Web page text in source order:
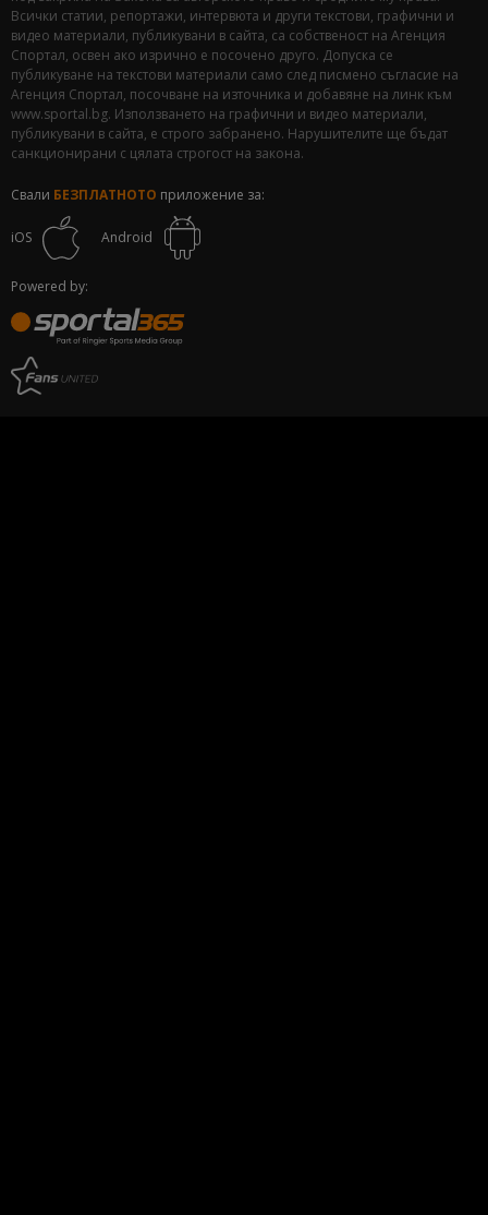
Всички статии, репортажи, интервюта и други текстови, графични и
видео материали, публикувани в сайта, са собственост на Агенция
Спортал, освен ако изрично е посочено друго. Допуска се
публикуване на текстови материали само след писмено съгласие на
Агенция Спортал, посочване на източника и добавяне на линк към
www.sportal.bg. Използването на графични и видео материали,
публикувани в сайта, е строго забранено. Нарушителите ще бъдат
санкционирани с цялата строгост на закона.
Свали БЕЗПЛАТНОТО приложение за:
iOS Android
Powered by: